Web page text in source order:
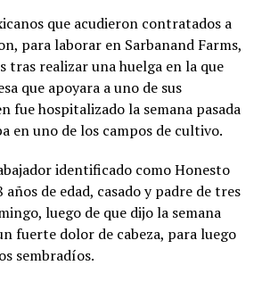
que acudieron contratados a
para laborar en Sarbanand Farms,
tras realizar una huelga en la que
que apoyara a uno de sus
fue hospitalizado la semana pasada
en uno de los campos de cultivo.
identificado como Honesto
de edad, casado y padre de tres
luego de que dijo la semana
fuerte dolor de cabeza, para luego
sembradíos.